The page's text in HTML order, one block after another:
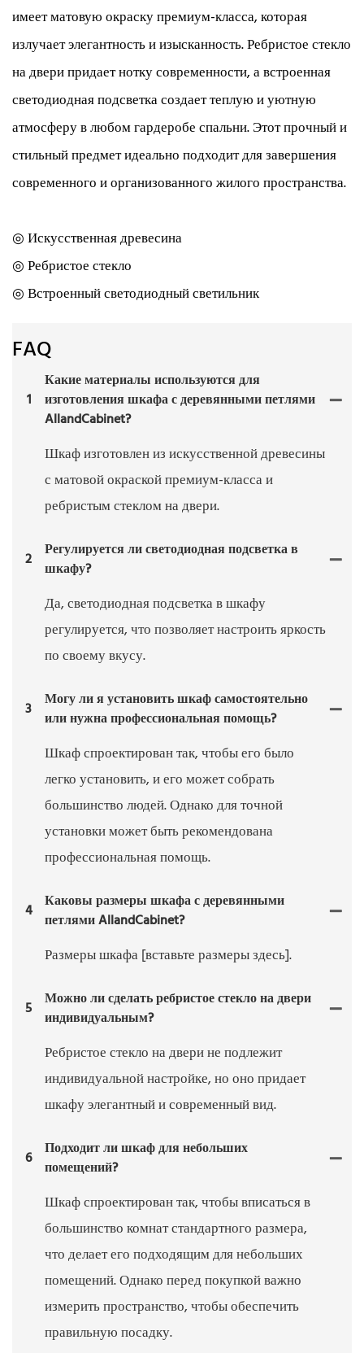
имеет матовую окраску премиум-класса, которая
излучает элегантность и изысканность. Ребристое стекло
на двери придает нотку современности, а встроенная
светодиодная подсветка создает теплую и уютную
атмосферу в любом гардеробе спальни. Этот прочный и
стильный предмет идеально подходит для завершения
современного и организованного жилого пространства.
◎ Искусственная древесина
◎ Ребристое стекло
◎ Встроенный светодиодный светильник
FAQ
1
Какие материалы используются для
изготовления шкафа с деревянными петлями
AllandCabinet?
Шкаф изготовлен из искусственной древесины
с матовой окраской премиум-класса и
ребристым стеклом на двери.
2
Регулируется ли светодиодная подсветка в
шкафу?
Да, светодиодная подсветка в шкафу
регулируется, что позволяет настроить яркость
по своему вкусу.
3
Могу ли я установить шкаф самостоятельно
или нужна профессиональная помощь?
Шкаф спроектирован так, чтобы его было
легко установить, и его может собрать
большинство людей. Однако для точной
установки может быть рекомендована
профессиональная помощь.
4 Каковы размеры шкафа с деревянными
петлями AllandCabinet?
Размеры шкафа [вставьте размеры здесь].
5
Можно ли сделать ребристое стекло на двери
индивидуальным?
Ребристое стекло на двери не подлежит
индивидуальной настройке, но оно придает
шкафу элегантный и современный вид.
6
Подходит ли шкаф для небольших
помещений?
Шкаф спроектирован так, чтобы вписаться в
большинство комнат стандартного размера,
что делает его подходящим для небольших
помещений. Однако перед покупкой важно
измерить пространство, чтобы обеспечить
правильную посадку.